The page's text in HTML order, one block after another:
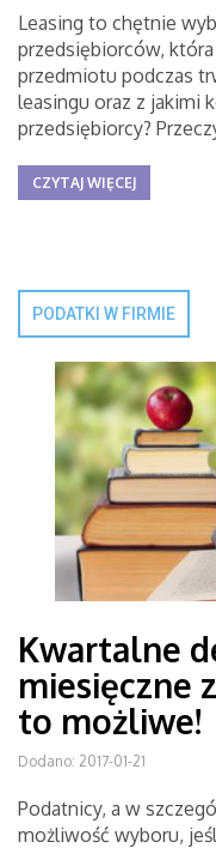
Leasing to chętnie
przedsiębiorców,
przedmiotu podczas
leasingu oraz z jakimi
przedsiębiorcy?
CZYTAJ WIĘCEJ
PODATKI W FIRMIE
Kwartalne
miesięczne
to możliwe!
Dodano: 2017-01-21
Podatnicy, a w
możliwość wyboru,